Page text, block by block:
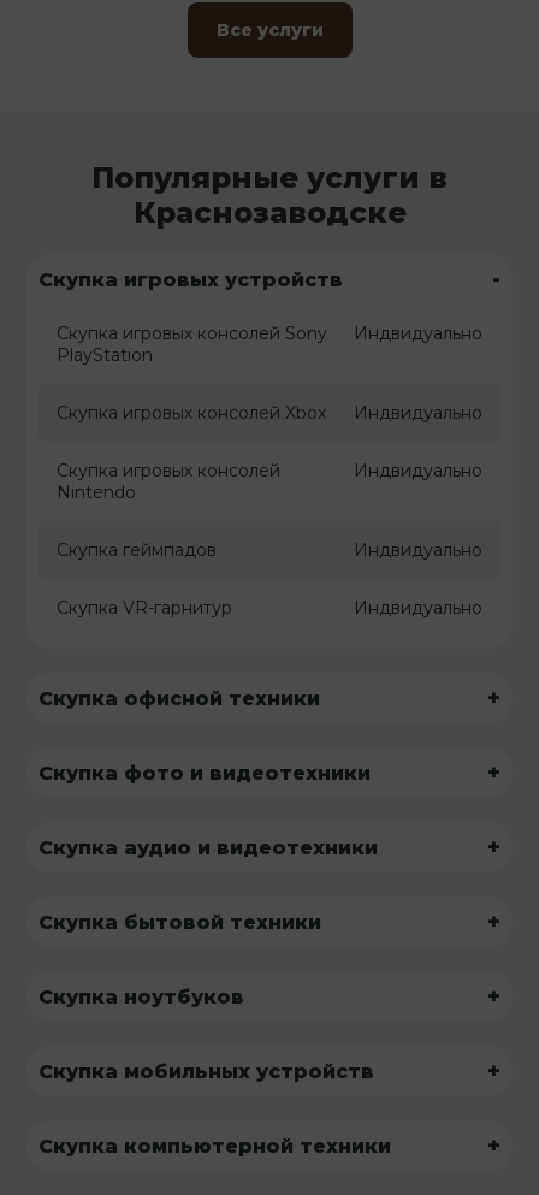
Все услуги
Популярные услуги в
Краснозаводске
Скупка игровых устройств -
Скупка игровых консолей Sony
PlayStation
Индвидуально
Скупка игровых консолей Xbox Индвидуально
Скупка игровых консолей
Nintendo
Индвидуально
Скупка геймпадов Индвидуально
Скупка VR-гарнитур Индвидуально
Скупка офисной техники +
Скупка фото и видеотехники +
Скупка аудио и видеотехники +
Скупка бытовой техники +
Скупка ноутбуков +
Скупка мобильных устройств +
Скупка компьютерной техники +